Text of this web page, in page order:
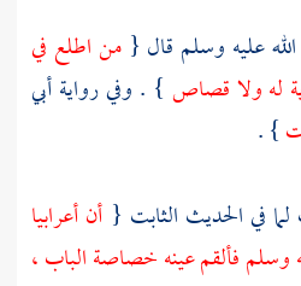
عليه وسلم قال {من اطلع في
له ولا قصاص } . وفي روايةأبي
} .
في الحديث الثابت { أن أعرابيا
وسلم فألقم عينه خصاصة الباب ،